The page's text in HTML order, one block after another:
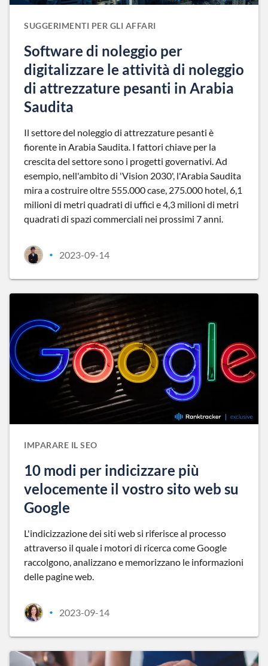
SUGGERIMENTI PER GLI AFFARI
Software di noleggio per
digitalizzare le attività di noleggio
di attrezzature pesanti in Arabia
Saudita
Il settore del noleggio di attrezzature pesanti è
fiorente in Arabia Saudita. I fattori chiave per la
crescita del settore sono i progetti governativi. Ad
esempio, nell'ambito di 'Vision 2030', l'Arabia Saudita
mira a costruire oltre 555.000 case, 275.000 hotel, 6,1
milioni di metri quadrati di uffici e 4,3 milioni di metri
quadrati di spazi commerciali nei prossimi 7 anni.
• 2023-09-14
IMPARARE IL SEO
10 modi per indicizzare più
velocemente il vostro sito web su
Google
L'indicizzazione dei siti web si riferisce al processo
attraverso il quale i motori di ricerca come Google
raccolgono, analizzano e memorizzano le informazioni
delle pagine web.
• 2023-09-14